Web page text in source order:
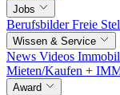
Jobs
BerufsbilderFreie
Wissen & Service
News Videos
Mieten/Kaufen +
Award